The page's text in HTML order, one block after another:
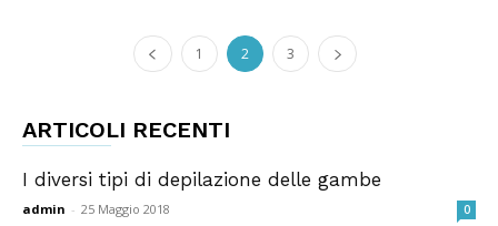
1 2 3
ARTICOLI RECENTI
I diversi tipi di depilazione delle gambe
admin - 25 Maggio 2018 0